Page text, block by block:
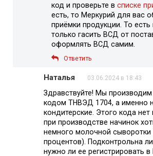
код и проверьте в списке
есть, то Меркурий для вас
приёмки продукции. То
только гасить ВСД от
оформлять ВСД самим.
Ответить
Наталья 03.06.2024 в 18:43
Здравствуйте! Мы
кодом ТНВЭД 1704, а именно
кондитерские. Этого кода нет
при производстве начинок
немного молочной сыворотки
процентов). Подконтрольна
нужно ли ее регистрировать